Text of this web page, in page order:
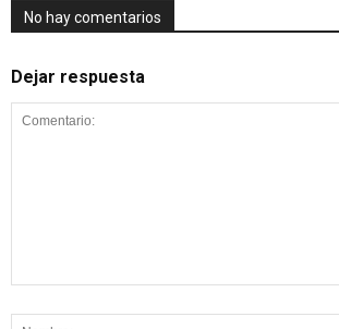
No hay comentarios
Dejar respuesta